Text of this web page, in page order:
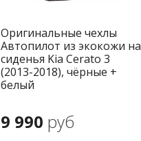
Оригинальные чехлы
Автопилот из экокожи на
сиденья Kia Cerato 3
(2013-2018), чёрные +
белый
9 990 руб